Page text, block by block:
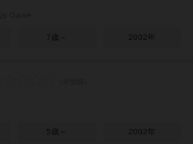
7歳～ 2002年
5歳～ 2002年